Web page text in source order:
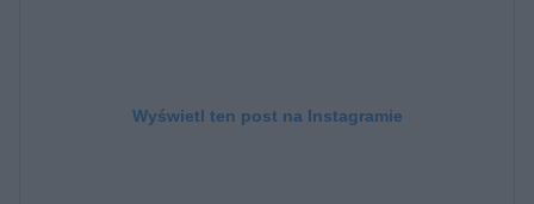
Wyświetl ten post na Instagramie